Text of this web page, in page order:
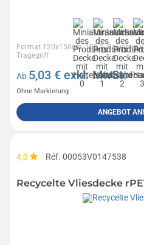
Format 120x150cm, 100 %
Tragegriff
Ab 5,03 € exkl. MwSt.
Ohne Markierung
ANGEBOT
4,0 Réf. 00053V0147538
Recycelte Vliesdecke